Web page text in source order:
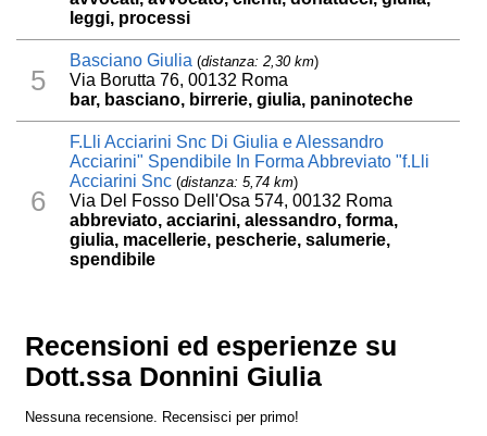
leggi, processi
5
Basciano Giulia (distanza: 2,30 km)
Via Borutta 76, 00132 Roma
bar, basciano, birrerie, giulia, paninoteche
6
F.Lli Acciarini Snc Di Giulia e Alessandro
Acciarini" Spendibile In Forma Abbreviato "f.Lli
Acciarini Snc (distanza: 5,74 km)
Via Del Fosso Dell'Osa 574, 00132 Roma
abbreviato, acciarini, alessandro, forma,
giulia, macellerie, pescherie, salumerie,
spendibile
Recensioni ed esperienze su
Dott.ssa Donnini Giulia
Nessuna recensione. Recensisci per primo!